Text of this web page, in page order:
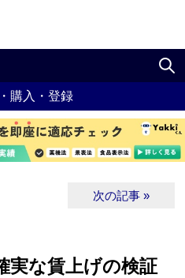
購入・登録
次の記事 »
実な賃上げの検証